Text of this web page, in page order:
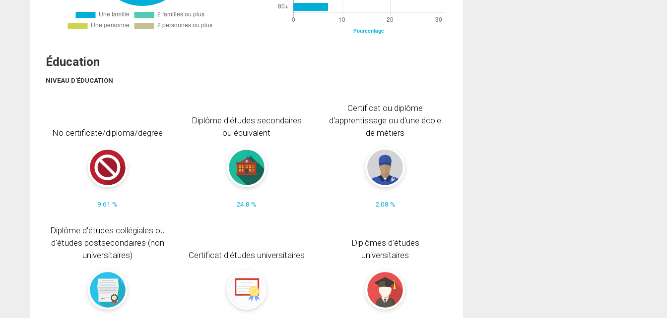
Éducation
NIVEAU D'ÉDUCATION
No certificate/diploma/degree
9.61 %
Diplôme d'études secondaires
ou équivalent
24.8 %
Certificat ou diplôme
d'apprentissage ou d'une école
de métiers
2.08 %
Diplôme d'études collégiales ou
d'études postsecondaires (non
universitaires)
Certificat d'études universitaires
Diplômes d'études
universitaires